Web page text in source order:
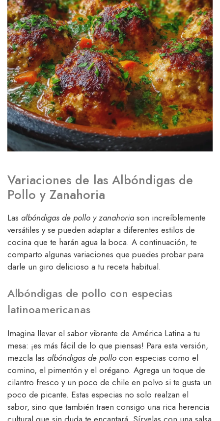
Variaciones de las Albóndigas de
Pollo y Zanahoria
Las albóndigas de pollo y zanahoria son increíblemente
versátiles y se pueden adaptar a diferentes estilos de
cocina que te harán agua la boca. A continuación, te
comparto algunas variaciones que puedes probar para
darle un giro delicioso a tu receta habitual.
Albóndigas de pollo con especias
latinoamericanas
Imagina llevar el sabor vibrante de América Latina a tu
mesa: ¡es más fácil de lo que piensas! Para esta versión,
mezcla las albóndigas de pollo con especias como el
comino, el pimentón y el orégano. Agrega un toque de
cilantro fresco y un poco de chile en polvo si te gusta un
poco de picante. Estas especias no solo realzan el
sabor, sino que también traen consigo una rica herencia